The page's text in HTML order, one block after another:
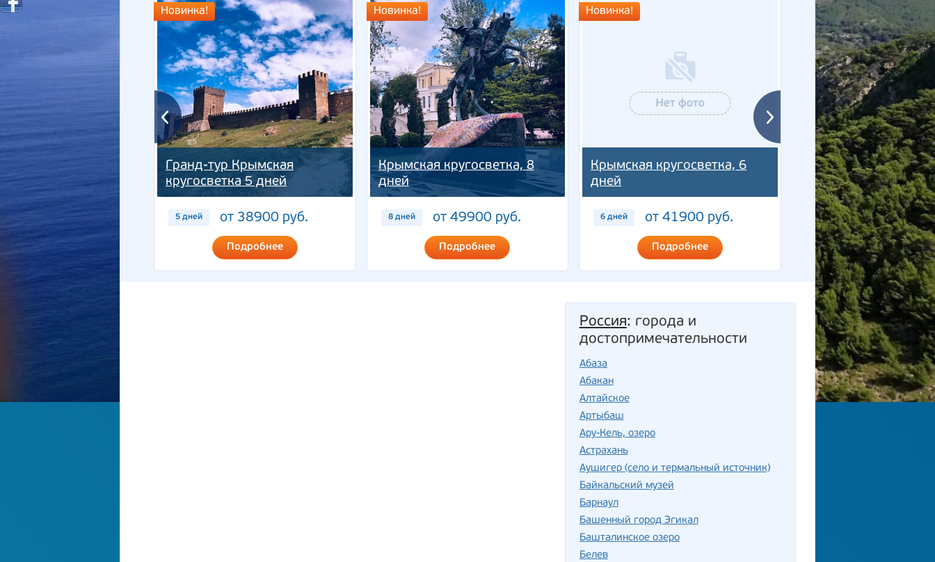
Гранд-тур Крымская
кругосветка 5 дней
Новинка!
5 дней от 38900 руб.
Подробнее
Крымская кругосветка, 8
дней
Новинка!
8 дней от 49900 руб.
Подробнее
Крымская кругосветка, 6
дней
Новинка!
6 дней от 41900 руб.
Подробнее
Гранд-тур Крымская
кругосветка, 6 дней
Новинка!
6 дней от 44900
Подробнее
Россия: города и
достопримечательности
Абаза
Абакан
Алтайское
Артыбаш
Ару-Кель, озеро
Астрахань
Аушигер (село и термальный источник)
Байкальский музей
Барнаул
Башенный город Эгикал
Башталинское озеро
Белев